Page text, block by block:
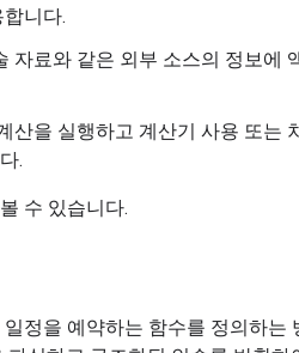
니다.
자료와 같은 외부 소스의 정보에
산을 실행하고 계산기 사용 또는
.
수 있습니다.
정을 예약하는 함수를 정의하는